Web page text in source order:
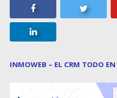
INMOWEB – EL CRM TODO